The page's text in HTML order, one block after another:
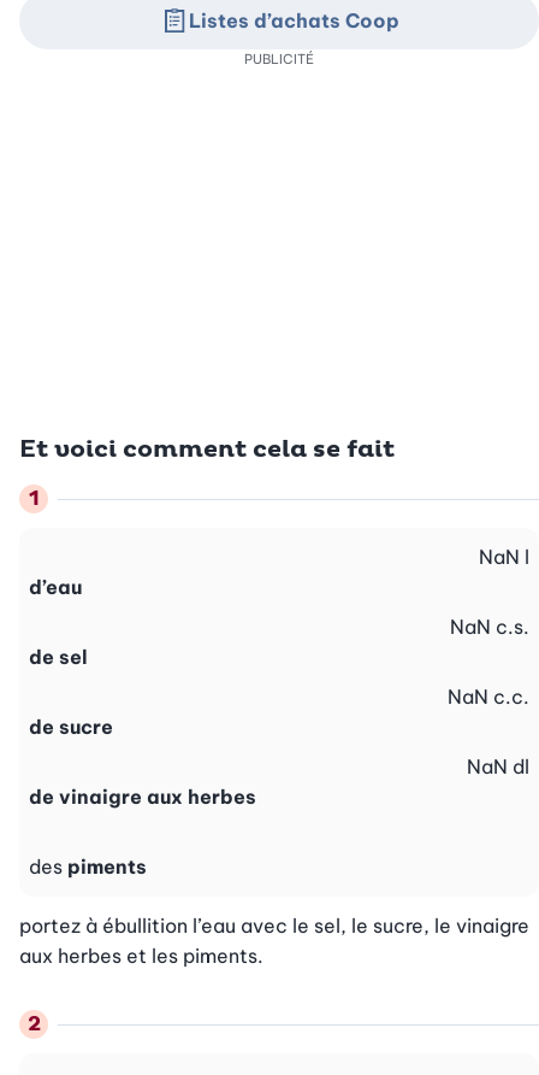
Et voici comment cela se fait
d’eau
NaN l
de sel
NaN c.s.
de sucre
NaN c.c.
de vinaigre aux herbes
NaN dl
des piments
portez à ébullition l’eau avec le sel, le sucre, le vinaigre
aux herbes et les piments.
Listes d’achats Coop
PUBLICITÉ